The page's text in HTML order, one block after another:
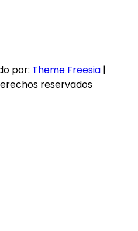
por: Theme Freesia |
reservados